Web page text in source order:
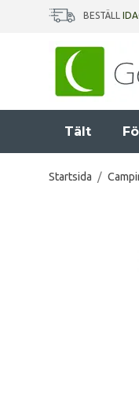
BESTÄLL
Tält
Startsida /